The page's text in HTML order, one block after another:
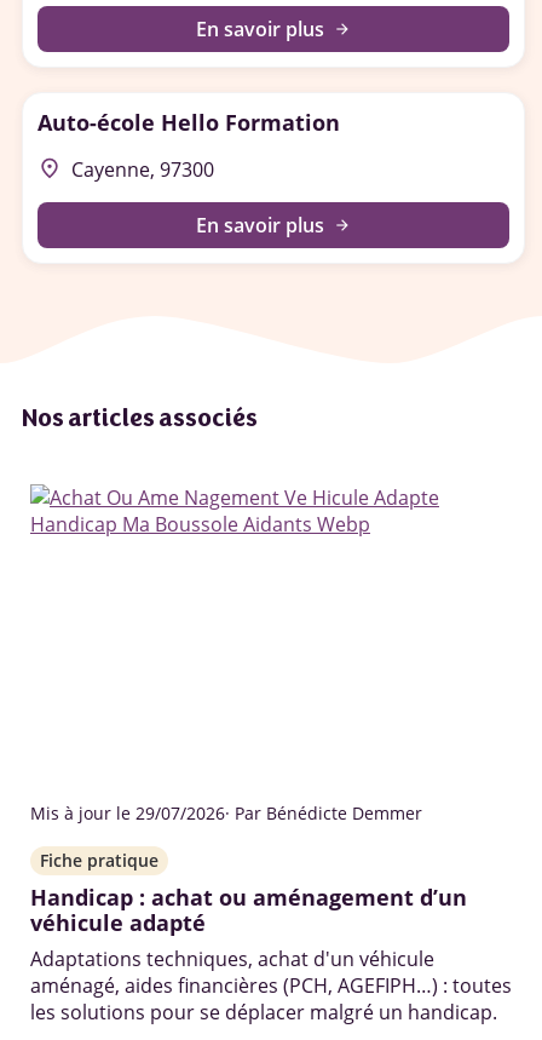
En savoir plus arrow_forward
Auto-école Hello Formation
place Cayenne, 97300
En savoir plus arrow_forward
Nos articles associés
Mis à jour le 29/07/2026· Par Bénédicte Demmer
Fiche pratique
Handicap : achat ou aménagement d’un
véhicule adapté
Adaptations techniques, achat d'un véhicule
aménagé, aides financières (PCH, AGEFIPH…) : toutes
les solutions pour se déplacer malgré un handicap.